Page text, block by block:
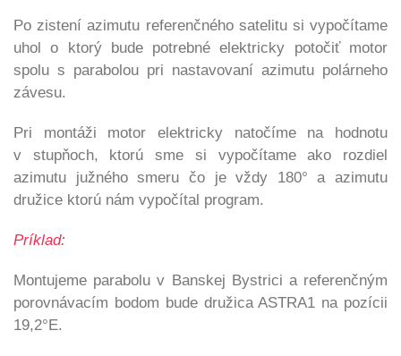
Po zistení azimutu referenčného satelitu si vypočítame
uhol o ktorý bude potrebné elektricky potočiť motor
spolu s parabolou pri nastavovaní azimutu polárneho
závesu.
Pri montáži motor elektricky natočíme na hodnotu
v stupňoch, ktorú sme si vypočítame ako rozdiel
azimutu južného smeru čo je vždy 180° a azimutu
družice ktorú nám vypočítal program.
Príklad:
Montujeme parabolu v Banskej Bystrici a referenčným
porovnávacím bodom bude družica ASTRA1 na pozícii
19,2°E.